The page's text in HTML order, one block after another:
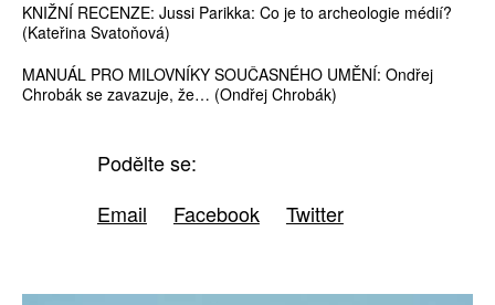
KNIŽNÍ RECENZE: Jussi Parikka: Co je to archeologie médií?
(Kateřina Svatoňová)
MANUÁL PRO MILOVNÍKY SOUČASNÉHO UMĚNÍ: Ondřej
Chrobák se zavazuje, že… (Ondřej Chrobák)
Podělte se:
Email
Facebook Twitter